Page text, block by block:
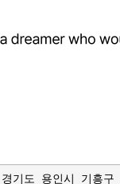
경기도 용인시 기흥